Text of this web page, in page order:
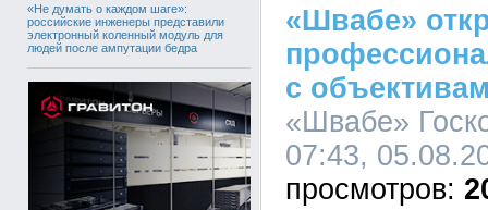
«Не думать о каждом шаге»:
российские инженеры представили
электронный коленный модуль для
людей после ампутации бедра
«Швабе»
с
«Швабе»
07:43,